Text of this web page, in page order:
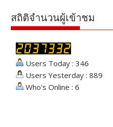
สถิติจำนวนผู้เข้าชม
Users Today : 346
Users Yesterday : 889
Who's Online : 6